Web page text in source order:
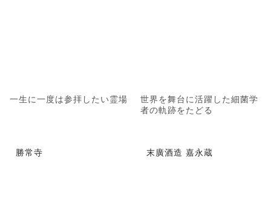
一生に一度は参拝したい霊場
世界を舞台に活躍した細菌学
者の軌跡をたどる
勝常寺 末廣酒造 嘉永蔵